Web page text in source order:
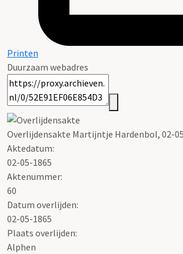
Printen
Duurzaam webadres
Overlijdensakte Martijntje Hardenbol, 02-
Aktedatum:
02-05-1865
Aktenummer:
60
Datum overlijden:
02-05-1865
Plaats overlijden:
Alphen